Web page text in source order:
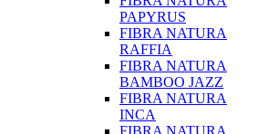
PAPYRUS
FIBRA NATURA
RAFFIA
FIBRA NATURA
BAMBOO JAZZ
FIBRA NATURA
INCA
FIBRA NATURA